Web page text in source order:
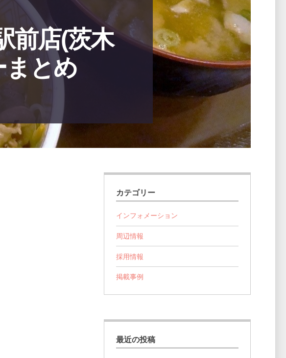
前店(茨木
まとめ
カテゴリー
インフォメーション
周辺情報
採用情報
掲載事例
最近の投稿